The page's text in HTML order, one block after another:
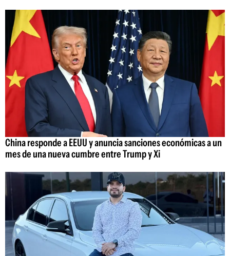
China responde a EEUU y anuncia sanciones económicas a un
mes de una nueva cumbre entre Trump y Xi